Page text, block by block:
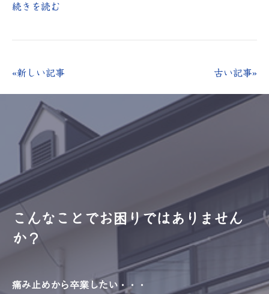
続きを読む
«新しい記事 古い記事»
こんなことでお困りではありません
か？
痛み止めから卒業したい・・・